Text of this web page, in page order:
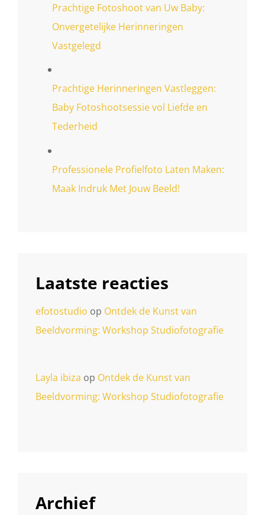
Prachtige Fotoshoot van Uw Baby:
Onvergetelijke Herinneringen
Vastgelegd
Prachtige Herinneringen Vastleggen:
Baby Fotoshootsessie vol Liefde en
Tederheid
Professionele Profielfoto Laten Maken:
Maak Indruk Met Jouw Beeld!
Laatste reacties
efotostudio op Ontdek de Kunst van
Beeldvorming: Workshop Studiofotografie
Layla ibiza op Ontdek de Kunst van
Beeldvorming: Workshop Studiofotografie
Archief